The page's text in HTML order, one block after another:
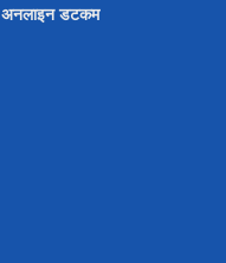
अनलाइन डटकम